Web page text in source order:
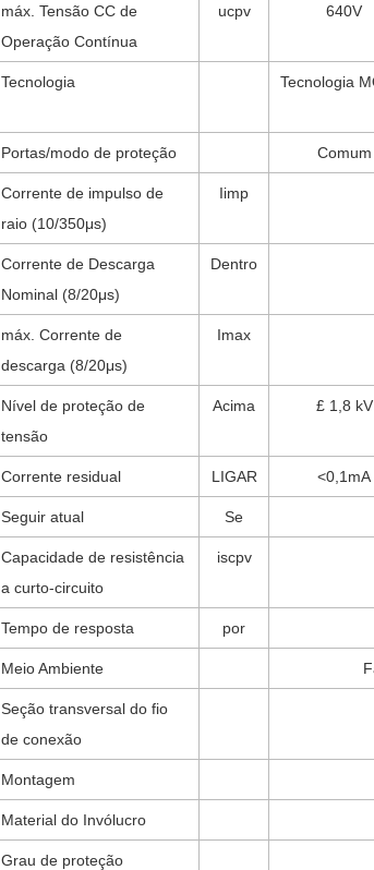
máx. Tensão CC de
Operação Contínua
ucpv 640V
Tecnologia
Tecnologia
Portas/modo de proteção Comum
Corrente de impulso de
raio (10/350μs)
Iimp
Corrente de Descarga
Nominal (8/20μs)
Dentro
máx. Corrente de
descarga (8/20μs)
Imax
Nível de proteção de
tensão
Acima £ 1,8 kV
Corrente residual LIGAR <0,1mA
Seguir atual Se
Capacidade de resistência
a curto-circuito
iscpv
Tempo de resposta por
Meio Ambiente
Seção transversal do fio
de conexão
Montagem
Material do Invólucro
Grau de proteção